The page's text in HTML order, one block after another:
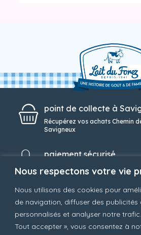
Nous respectons votre vie
Nous utilisons des cookies pour
de navigation, diffuser des publicités
personnalisés et analyser notre
Tout accepter », vous consentez à
point de collecte à
Récupérez vos achats Chemin
Savigneux
paiement sécurisé
Une solution de paiement simple
service client
Notre service client toujours à
96 88 80